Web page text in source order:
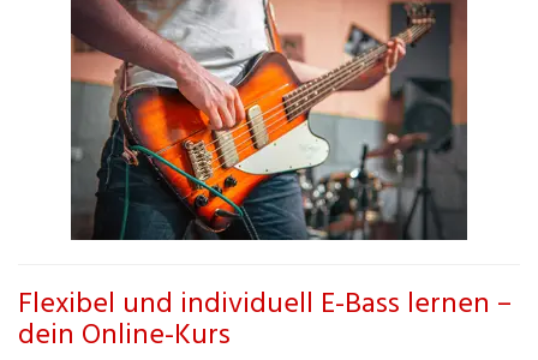
Flexibel und individuell E-Bass lernen –
dein Online-Kurs